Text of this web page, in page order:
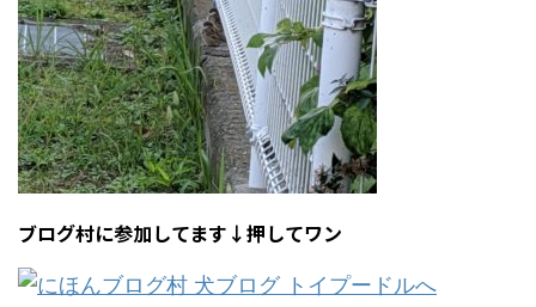
ブログ村に参加してます↓押してワン